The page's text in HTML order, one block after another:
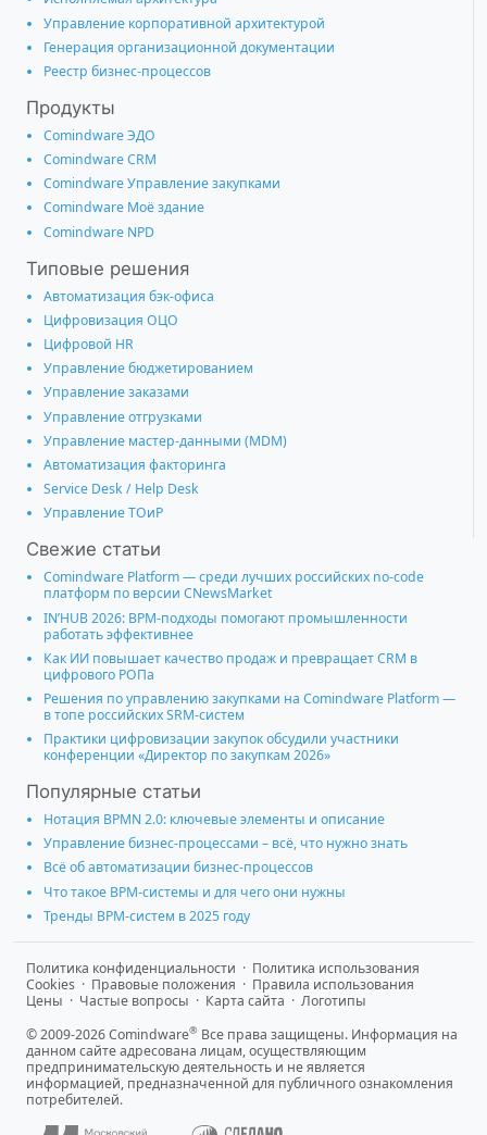
Управление корпоративной архитектурой
Генерация организационной документации
Реестр бизнес-процессов
Продукты
Comindware ЭДО
Comindware CRM
Comindware Управление закупками
Comindware Моё здание
Comindware NPD
Типовые решения
Автоматизация бэк-офиса
Цифровизация ОЦО
Цифровой HR
Управление бюджетированием
Управление заказами
Управление отгрузками
Управление мастер-данными (MDM)
Автоматизация факторинга
Service Desk / Help Desk
Управление ТОиР
Свежие статьи
Comindware Platform — среди лучших российских no-code
платформ по версии CNewsMarket
IN’HUB 2026: BPM-подходы помогают промышленности
работать эффективнее
Как ИИ повышает качество продаж и превращает CRM в
цифрового РОПа
Решения по управлению закупками на Comindware Platform —
в топе российских SRM-систем
Практики цифровизации закупок обсудили участники
конференции «Директор по закупкам 2026»
Популярные статьи
Нотация BPMN 2.0: ключевые элементы и описание
Управление бизнес-процессами – всё, что нужно знать
Всё об автоматизации бизнес-процессов
Что такое BPM-системы и для чего они нужны
Тренды BPM-систем в 2025 году
Политика конфиденциальности · Политика использования
Cookies · Правовые положения · Правила использования
Цены · Частые вопросы · Карта сайта · Логотипы
© 2009-2026 Comindware® Все права защищены. Информация на
данном сайте адресована лицам, осуществляющим
предпринимательскую деятельность и не является
информацией, предназначенной для публичного ознакомления
потребителей.